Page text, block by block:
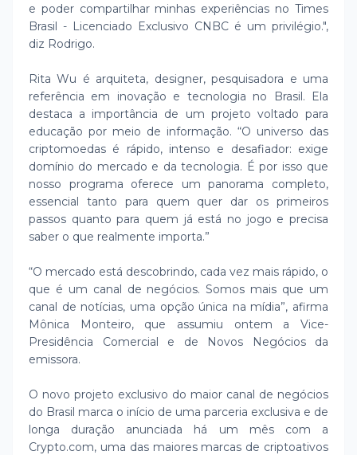
e poder compartilhar minhas experiências no Times
Brasil - Licenciado Exclusivo CNBC é um privilégio.",
diz Rodrigo.
Rita Wu é arquiteta, designer, pesquisadora e uma
referência em inovação e tecnologia no Brasil. Ela
destaca a importância de um projeto voltado para
educação por meio de informação. “O universo das
criptomoedas é rápido, intenso e desafiador: exige
domínio do mercado e da tecnologia. É por isso que
nosso programa oferece um panorama completo,
essencial tanto para quem quer dar os primeiros
passos quanto para quem já está no jogo e precisa
saber o que realmente importa.”
“O mercado está descobrindo, cada vez mais rápido, o
que é um canal de negócios. Somos mais que um
canal de notícias, uma opção única na mídia”, afirma
Mônica Monteiro, que assumiu ontem a Vice-
Presidência Comercial e de Novos Negócios da
emissora.
O novo projeto exclusivo do maior canal de negócios
do Brasil marca o início de uma parceria exclusiva e de
longa duração anunciada há um mês com a
Crypto.com, uma das maiores marcas de criptoativos